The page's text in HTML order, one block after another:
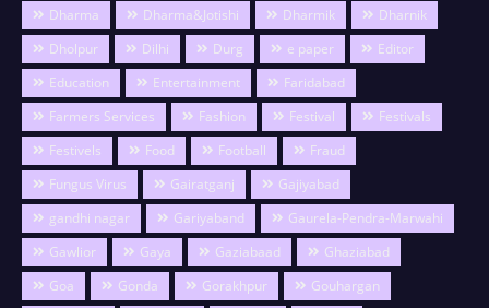
Dharma
Dharma&Jotishi Dharmik
Dharnik
Dholpur
Dilhi Durg e paper
Editor
Education
Entertainment
Faridabad
Farmers Services
Fashion Festival
Festivals
Festivels
Food Football
Fraud
Fungus Virus
Gairatganj
Gajiyabad
gandhi nagar
Gariyaband
Gaurela-Pendra-Marwahi
Gawlior
Gaya Gaziabaad
Ghaziabad
Goa
Gonda Gorakhpur
Gouhargan